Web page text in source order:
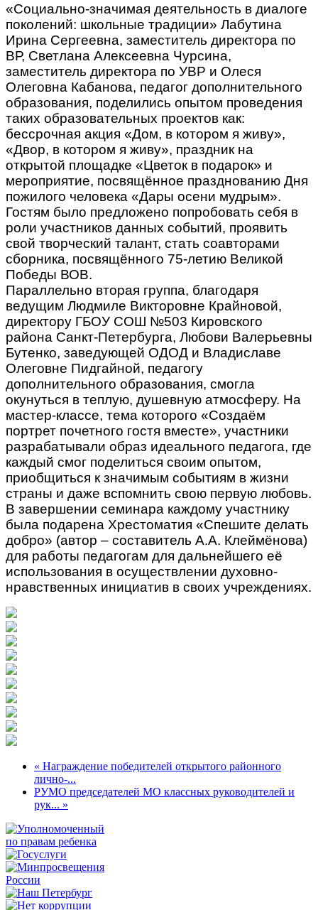
«Социально-значимая деятельность в диалоге
поколений: школьные традиции» Лабутина
Ирина Сергеевна, заместитель директора по
ВР, Светлана Алексеевна Чурсина,
заместитель директора по УВР и Олеся
Олеговна Кабанова, педагог дополнительного
образования, поделились опытом проведения
таких образовательных проектов как:
бессрочная акция «Дом, в котором я живу»,
«Двор, в котором я живу», праздник на
открытой площадке «Цветок в подарок» и
мероприятие, посвящённое празднованию Дня
пожилого человека «Дары осени мудрым».
Гостям было предложено попробовать себя в
роли участников данных событий, проявить
свой творческий талант, стать соавторами
сборника, посвящённого 75-летию Великой
Победы ВОВ.
Параллельно вторая группа, благодаря
ведущим Людмиле Викторовне Крайновой,
директору ГБОУ СОШ №503 Кировского
района Санкт-Петербурга, Любови Валерьевны
Бутенко, заведующей ОДОД и Владиславе
Олеговне Пидгайной, педагогу
дополнительного образования, смогла
окунуться в теплую, душевную атмосферу. На
мастер-классе, тема которого «Создаём
портрет почетного гостя вместе», участники
разрабатывали образ идеального педагога, где
каждый смог поделиться своим опытом,
приобщиться к значимым событиям в жизни
страны и даже вспомнить свою первую любовь.
В завершении семинара каждому участнику
была подарена Хрестоматия «Спешите делать
добро» (автор – составитель А.А. Клеймёнова)
для работы педагогам для дальнейшего её
использования в осуществлении духовно-
нравственных инициатив в своих учреждениях.
« Награждение победителей открытого районного
лично-...
РУМО председателей МО классных руководителей и
рук... »